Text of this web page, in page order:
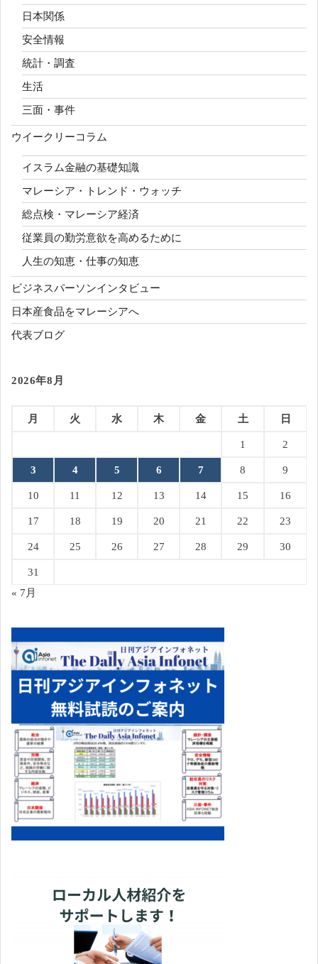
日本関係
安全情報
統計・調査
生活
三面・事件
ウイークリーコラム
イスラム金融の基礎知識
マレーシア・トレンド・ウォッチ
総点検・マレーシア経済
従業員の勤労意欲を高めるために
人生の知恵・仕事の知恵
ビジネスパーソンインタビュー
日本産食品をマレーシアへ
代表ブログ
2026年8月
月 火 水 木 金 土 日
1 2
3 4 5 6 7 8 9
10 11 12 13 14 15 16
17 18 19 20 21 22 23
24 25 26 27 28 29 30
31
« 7月